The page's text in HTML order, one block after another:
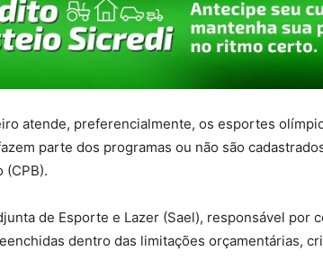
atende, preferencialmente, os esportes
parte dos programas ou não são
(CPB).
de Esporte e Lazer (Sael), responsável por
dentro das limitações orçamentárias,